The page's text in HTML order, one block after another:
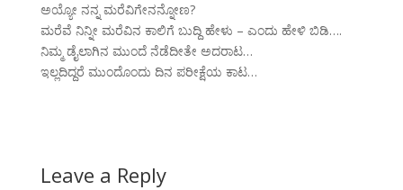
ಅಯ್ಯೋ ನನ್ನ ಮರೆವಿಗೇನನ್ನೋಣ?
ಮರೆವೆ ನಿನ್ನೀ ಮರೆವಿನ ಕಾಲಿಗೆ ಬುದ್ದಿ ಹೇಳು – ಎಂದು ಹೇಳಿ ಬಿಡಿ….
ನಿಮ್ಮ ಡೈಲಾಗಿನ ಮುಂದೆ ನೆಡೆದೀತೇ ಅದರಾಟ…
ಇಲ್ಲದಿದ್ದರೆ ಮುಂದೊಂದು ದಿನ ಪರೀಕ್ಷೆಯ ಕಾಟ…
Leave a Reply